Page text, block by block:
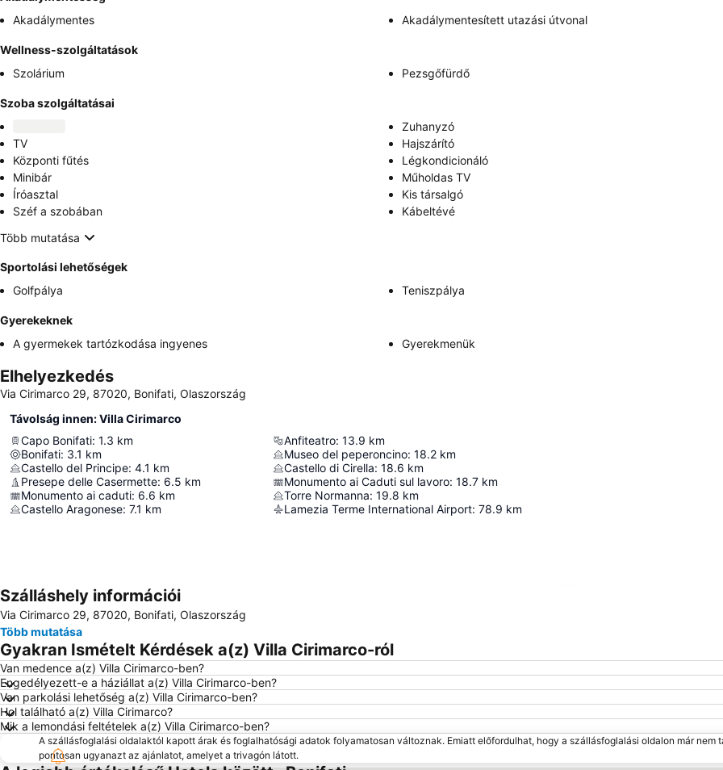
Akadálymentes
Akadálymentesített utazási útvonal
Wellness-szolgáltatások
Szolárium
Pezsgőfürdő
Szoba szolgáltatásai
Zuhanyzó
TV
Hajszárító
Központi fűtés
Légkondicionáló
Minibár
Műholdas TV
Íróasztal
Kis társalgó
Széf a szobában
Kábeltévé
Több mutatása
Sportolási lehetőségek
Golfpálya
Teniszpálya
Gyerekeknek
A gyermekek tartózkodása ingyenes
Gyerekmenük
Elhelyezkedés
Via Cirimarco 29, 87020, Bonifati, Olaszország
Távolság innen: Villa Cirimarco
Capo Bonifati: 1.3 km
Bonifati: 3.1 km
Castello del Principe: 4.1 km
Presepe delle Casermette: 6.5 km
Monumento ai caduti: 6.6 km
Castello Aragonese: 7.1 km
Anfiteatro: 13.9 km
Museo del peperoncino: 18.2 km
Castello di Cirella: 18.6 km
Monumento ai Caduti sul lavoro: 18.7 km
Torre Normanna: 19.8 km
Lamezia Terme International Airport: 78.9 km
Szálláshely információi
Via Cirimarco 29, 87020, Bonifati, Olaszország
Több mutatása
Gyakran Ismételt Kérdések a(z) Villa Cirimarco-ról
Van medence a(z) Villa Cirimarco-ben?
Engedélyezett-e a háziállat a(z) Villa Cirimarco-ben?
Van parkolási lehetőség a(z) Villa Cirimarco-ben?
Hol található a(z) Villa Cirimarco?
Mik a lemondási feltételek a(z) Villa Cirimarco-ben?
A szállásfoglalási oldalaktól kapott árak és foglalhatósági adatok folyamatosan változnak. Emiatt előfordulhat, hogy a szállásfoglalási oldalon már nem
pontosan ugyanazt az ajánlatot, amelyet a trivagón látott.